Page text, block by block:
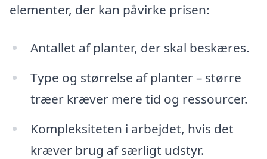
elementer, der kan påvirke prisen:
Antallet af planter, der skal beskæres.
Type og størrelse af planter – større
træer kræver mere tid og ressourcer.
Kompleksiteten i arbejdet, hvis det
kræver brug af særligt udstyr.